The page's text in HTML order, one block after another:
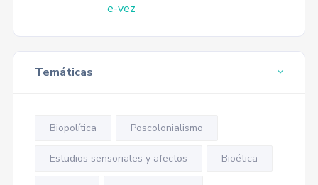
e-vez
Temáticas
Biopolítica Poscolonialismo
Estudios sensoriales y afectos Bioética